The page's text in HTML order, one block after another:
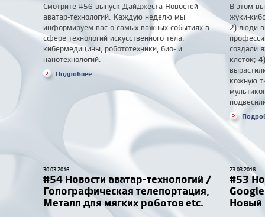
Смотрите #56 выпуск Дайджеста Новостей
аватар-технологий. Каждую неделю мы
информируем вас о самых важных событиях в
сфере технологий искусственного тела,
кибермедицины, робототехники, био- и
нанотехнологий.
Подробнее
В этом
жуки-
2) люди
создали
клеток;
кожную
30.03.2016
#54 Новости аватар-технологий /
Голографическая телепортация,
Металл для мягких роботов etc.
23.03.2016
#53
Новый